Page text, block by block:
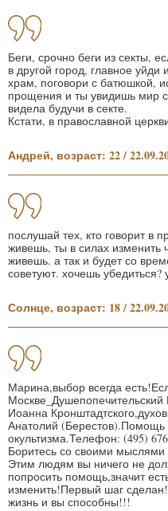
Беги, срочно беги из секты,
в другой город, главное
храм, поговори с батюшкой,
прощения и ты увидишь мир
видела будучи в секте.
Кстати, в православной
Андрей, возраст: 22 /
послушай тех, кто говорит в
живешь, ты в силах изменить
живешь. а так и будет со
советуют. хочешь убедиться?
Солнце, возраст: 18 /
Марина,выбор всегда
Иоанна
Анатолий (Берестов).Помощь
окультизма.Телефон: (495)
Боритесь со своими
Этим людям вы ничего не
попросить помощь,значит
изменить!Первый шаг
жизнь и вы способны!!!